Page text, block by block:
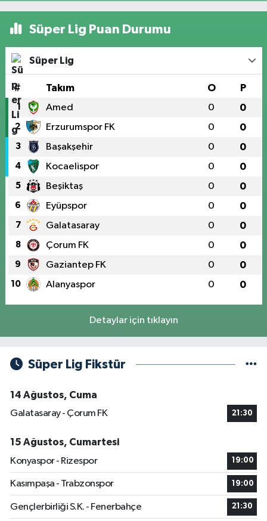
Süper Lig Puan Durumu
Süper Lig
# Takım O P
1 Amed 0 0
2 Erzurumspor FK 0 0
3 Başakşehir 0 0
4 Kocaelispor 0 0
5 Beşiktaş 0 0
6 Eyüpspor 0 0
7 Galatasaray 0 0
8 Çorum FK 0 0
9 Gaziantep FK 0 0
10 Alanyaspor 0 0
Detaylar için tıklayın
Süper Lig Fikstür
14 Ağustos, Cuma
Galatasaray - Çorum FK
21:30
15 Ağustos, Cumartesi
Konyaspor - Rizespor
19:00
Kasımpaşa - Trabzonspor 19:00
Gençlerbirliği S.K. - Fenerbahçe 21:30